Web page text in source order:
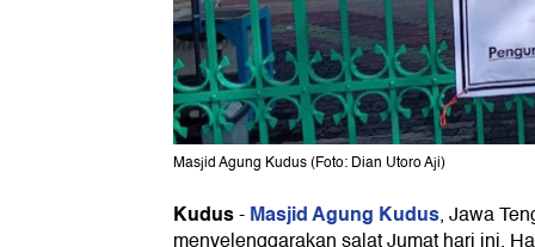
Masjid Agung Kudus (Foto: Dian Utoro Aji)
Kudus-Masjid Agung Kudus, Jawa